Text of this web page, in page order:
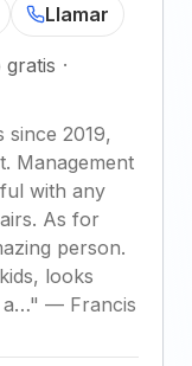
Llamar
gratis ·
since 2019,
Management
with any
As for
person.
looks
a…" — Francis